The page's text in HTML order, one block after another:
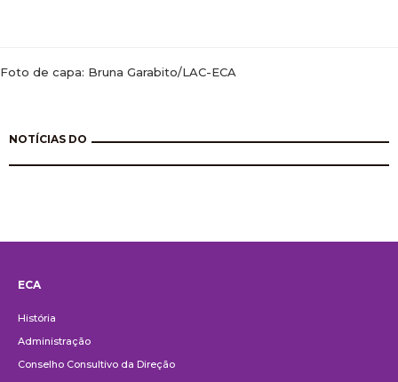
Foto de capa: Bruna Garabito/LAC-ECA
NOTÍCIAS DO
ECA
História
Administração
Conselho Consultivo da Direção